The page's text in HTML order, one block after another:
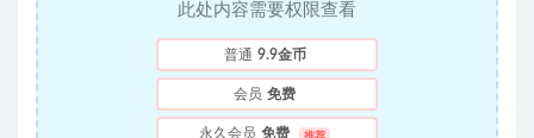
此处内容需要权限查看
普通 9.9金币
会员 免费
永久会员 免费 推荐